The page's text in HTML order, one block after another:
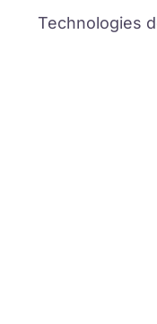
Technologies
Rechercher